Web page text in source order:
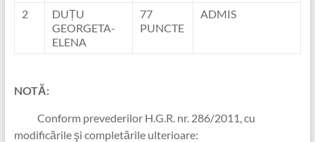
2
DUȚU
GEORGETA-
ELENA
77
PUNCTE
ADMIS
NOTĂ:
Conform prevederilor H.G.R. nr. 286/2011, cu
modificările şi completările ulterioare: